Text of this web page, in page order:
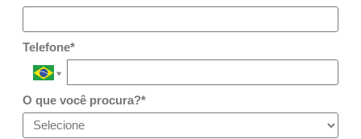
Telefone*
O que você procura?*